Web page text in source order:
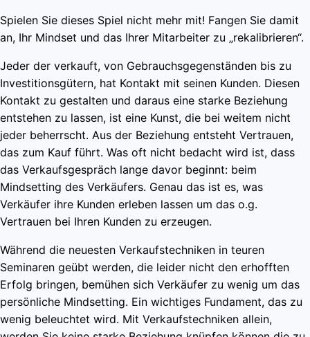
Spielen Sie dieses Spiel nicht mehr mit! Fangen Sie damit
an, Ihr Mindset und das Ihrer Mitarbeiter zu „rekalibrieren“.
Jeder der verkauft, von Gebrauchsgegenständen bis zu
Investitionsgütern, hat Kontakt mit seinen Kunden. Diesen
Kontakt zu gestalten und daraus eine starke Beziehung
entstehen zu lassen, ist eine Kunst, die bei weitem nicht
jeder beherrscht. Aus der Beziehung entsteht Vertrauen,
das zum Kauf führt. Was oft nicht bedacht wird ist, dass
das Verkaufsgespräch lange davor beginnt: beim
Mindsetting des Verkäufers. Genau das ist es, was
Verkäufer ihre Kunden erleben lassen um das o.g.
Vertrauen bei Ihren Kunden zu erzeugen.
Während die neuesten Verkaufstechniken in teuren
Seminaren geübt werden, die leider nicht den erhofften
Erfolg bringen, bemühen sich Verkäufer zu wenig um das
persönliche Mindsetting. Ein wichtiges Fundament, das zu
wenig beleuchtet wird. Mit Verkaufstechniken allein,